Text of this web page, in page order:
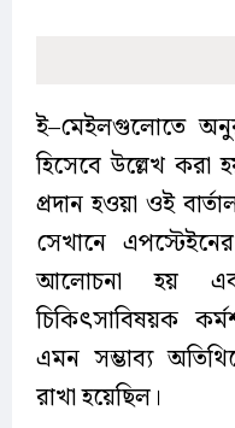
ই–মেইলগুলোতে
হিসেবে উল্লেখ করা
প্রদান হওয়া ওই
সেখানে
আলোচনা হয়
চিকিৎসাবিষয়ক
এমন সম্ভাব্য
রাখা হয়েছিল।